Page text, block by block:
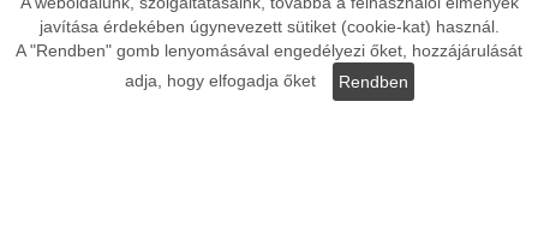
Kategóriák:
javítása érdekében úgynevezett sütiket (cookie-kat) használ.
A "Rendben" gomb lenyomásával engedélyezi őket, hozzájárulását
adja, hogy elfogadja őket
Rendben